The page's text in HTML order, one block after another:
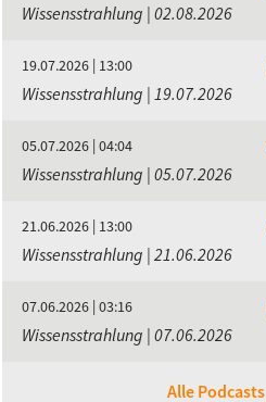
Wissensstrahlung | 02.08.2026
19.07.2026 | 13:00
Wissensstrahlung | 19.07.2026
05.07.2026 | 04:04
Wissensstrahlung | 05.07.2026
21.06.2026 | 13:00
Wissensstrahlung | 21.06.2026
07.06.2026 | 03:16
Wissensstrahlung | 07.06.2026
Alle Podcasts